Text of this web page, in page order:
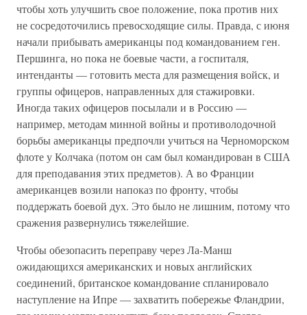
чтобы хоть улучшить свое положение, пока против них
не сосредоточились превосходящие силы. Правда, с июня
начали прибывать американцы под командованием ген.
Першинга, но пока не боевые части, а госпиталя,
интенданты — готовить места для размещения войск, и
группы офицеров, направленных для стажировки.
Иногда таких офицеров посылали и в Россию —
например, методам минной войны и противолодочной
борьбы американцы предпочли учиться на Черноморском
флоте у Колчака (потом он сам был командирован в США
для преподавания этих предметов). А во Франции
американцев возили напоказ по фронту, чтобы
поддержать боевой дух. Это было не лишним, потому что
сражения развернулись тяжелейшие.
Чтобы обезопасить переправу через Ла-Манш
ожидающихся американских и новых английских
соединений, британское командование спланировало
наступление на Ипре — захватить побережье Фландрии,